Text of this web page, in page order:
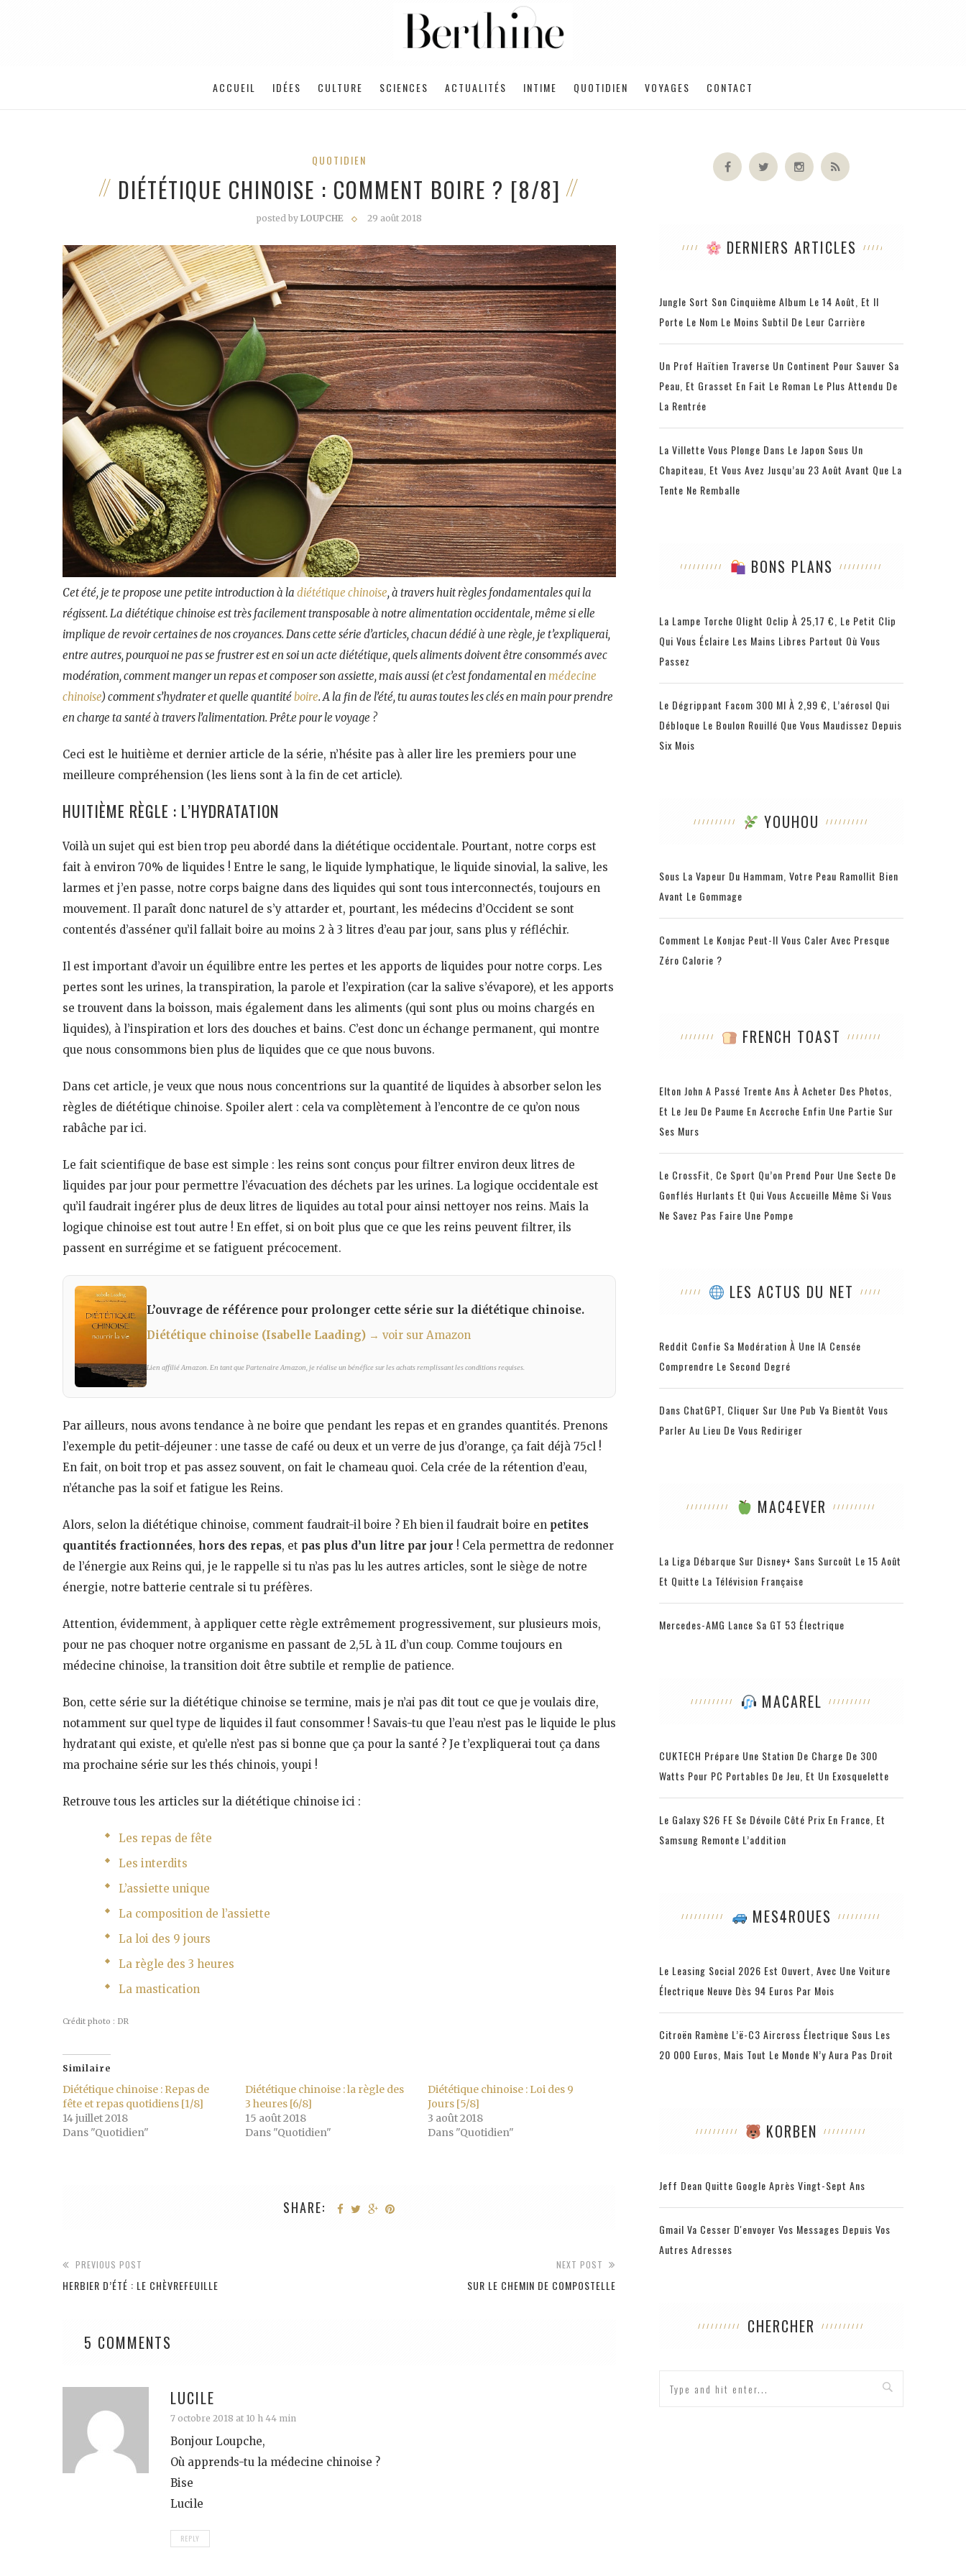
ACCUEIL IDÉES CULTURE SCIENCES ACTUALITÉS INTIME QUOTIDIEN VOYAGES CONTACT
QUOTIDIEN
DIÉTÉTIQUE CHINOISE : COMMENT BOIRE ? [8/8]
posted by LOUPCHE 29 août 2018
Cet été, je te propose une petite introduction à la diététique chinoise, à travers huit règles fondamentales qui la
régissent. La diététique chinoise est très facilement transposable à notre alimentation occidentale, même si elle
implique de revoir certaines de nos croyances. Dans cette série d’articles, chacun dédié à une règle, je t’expliquerai,
entre autres, pourquoi ne pas se frustrer est en soi un acte diététique, quels aliments doivent être consommés avec
modération, comment manger un repas et composer son assiette, mais aussi (et c’est fondamental en médecine
chinoise) comment s’hydrater et quelle quantitéboire. A la fin de l’été, tu auras toutes les clés en main pour prendre
en charge ta santé à travers l’alimentation. Prêt.e pour le voyage ?
Ceci est le huitième et dernier article de la série, n’hésite pas à aller lire les premiers pour une
meilleure compréhension (les liens sont à la fin de cet article).
HUITIÈME RÈGLE : L’HYDRATATION
Voilà un sujet qui est bien trop peu abordé dans la diététique occidentale. Pourtant, notre corps est
fait à environ 70% de liquides ! Entre le sang, le liquide lymphatique, le liquide sinovial, la salive, les
larmes et j’en passe, notre corps baigne dans des liquides qui sont tous interconnectés, toujours en
mouvement. Il paraît donc naturel de s’y attarder et, pourtant, les médecins d’Occident se sont
contentés d’asséner qu’il fallait boire au moins 2 à 3 litres d’eau par jour, sans plus y réfléchir.
Il est important d’avoir un équilibre entre les pertes et les apports de liquides pour notre corps. Les
pertes sont les urines, la transpiration, la parole et l’expiration (car la salive s’évapore), et les apports
se trouvent dans la boisson, mais également dans les aliments (qui sont plus ou moins chargés en
liquides), à l’inspiration et lors des douches et bains. C’est donc un échange permanent, qui montre
que nous consommons bien plus de liquides que ce que nous buvons.
Dans cet article, je veux que nous nous concentrions sur la quantité de liquides à absorber selon les
règles de diététique chinoise. Spoiler alert : cela va complètement à l’encontre de ce qu’on nous
rabâche par ici.
Le fait scientifique de base est simple : les reins sont conçus pour filtrer environ deux litres de
liquides par jour pour permettre l’évacuation des déchets par les urines. La logique occidentale est
qu’il faudrait ingérer plus de deux litres de liquides au total pour ainsi nettoyer nos reins. Mais la
logique chinoise est tout autre ! En effet, si on boit plus que ce que les reins peuvent filtrer, ils
passent en surrégime et se fatiguent précocement.
L’ouvrage de référence pour prolonger cette série sur la diététique chinoise.
Diététique chinoise (Isabelle Laading) → voir sur Amazon
Lien affilié Amazon. En tant que Partenaire Amazon, je réalise un bénéfice sur les achats remplissant les conditions requises.
Par ailleurs, nous avons tendance à ne boire que pendant les repas et en grandes quantités. Prenons
l’exemple du petit-déjeuner : une tasse de café ou deux et un verre de jus d’orange, ça fait déjà 75cl !
En fait, on boit trop et pas assez souvent, on fait le chameau quoi. Cela crée de la rétention d’eau,
n’étanche pas la soif et fatigue les Reins.
Alors, selon la diététique chinoise, comment faudrait-il boire ? Eh bien il faudrait boire en petites
quantités fractionnées, hors des repas, et pas plus d’un litre par jour ! Cela permettra de redonner
de l’énergie aux Reins qui, je le rappelle si tu n’as pas lu les autres articles, sont le siège de notre
énergie, notre batterie centrale si tu préfères.
Attention, évidemment, à appliquer cette règle extrêmement progressivement, sur plusieurs mois,
pour ne pas choquer notre organisme en passant de 2,5L à 1L d’un coup. Comme toujours en
médecine chinoise, la transition doit être subtile et remplie de patience.
Bon, cette série sur la diététique chinoise se termine, mais je n’ai pas dit tout ce que je voulais dire,
notamment sur quel type de liquides il faut consommer ! Savais-tu que l’eau n’est pas le liquide le plus
hydratant qui existe, et qu’elle n’est pas si bonne que ça pour la santé ? Je t’expliquerai tout ça dans
ma prochaine série sur les thés chinois, youpi !
Retrouve tous les articles sur la diététique chinoise ici :
Les repas de fête
Les interdits
L’assiette unique
La composition de l’assiette
La loi des 9 jours
La règle des 3 heures
La mastication
Crédit photo : DR
Similaire
Diététique chinoise : Repas de
fête et repas quotidiens [1/8]
14 juillet 2018
Dans "Quotidien"
Diététique chinoise : la règle des
3 heures [6/8]
15 août 2018
Dans "Quotidien"
Diététique chinoise : Loi des 9
Jours [5/8]
3 août 2018
Dans "Quotidien"
SHARE:
PREVIOUS POST
HERBIER D’ÉTÉ : LE CHÈVREFEUILLE
NEXT POST
SUR LE CHEMIN DE COMPOSTELLE
5 COMMENTS
LUCILE
7 octobre 2018 at 10 h 44 min
Bonjour Loupche,
Où apprends-tu la médecine chinoise ?
Bise
Lucile
REPLY
DERNIERS ARTICLES
Jungle Sort Son Cinquième Album Le 14 Août, Et Il
Porte Le Nom Le Moins Subtil De Leur Carrière
Un Prof Haïtien Traverse Un Continent Pour Sauver Sa
Peau, Et Grasset En Fait Le Roman Le Plus Attendu De
La Rentrée
La Villette Vous Plonge Dans Le Japon Sous Un
Chapiteau, Et Vous Avez Jusqu’au 23 Août Avant Que La
Tente Ne Remballe
BONS PLANS
La Lampe Torche Olight Oclip À 25,17 €, Le Petit Clip
Qui Vous Éclaire Les Mains Libres Partout Où Vous
Passez
Le Dégrippant Facom 300 Ml À 2,99 €, L’aérosol Qui
Débloque Le Boulon Rouillé Que Vous Maudissez Depuis
Six Mois
YOUHOU
Sous La Vapeur Du Hammam, Votre Peau Ramollit Bien
Avant Le Gommage
Comment Le Konjac Peut-Il Vous Caler Avec Presque
Zéro Calorie ?
FRENCH TOAST
Elton John A Passé Trente Ans À Acheter Des Photos,
Et Le Jeu De Paume En Accroche Enfin Une Partie Sur
Ses Murs
Le CrossFit, Ce Sport Qu’on Prend Pour Une Secte De
Gonflés Hurlants Et Qui Vous Accueille Même Si Vous
Ne Savez Pas Faire Une Pompe
LES ACTUS DU NET
Reddit Confie Sa Modération À Une IA Censée
Comprendre Le Second Degré
Dans ChatGPT, Cliquer Sur Une Pub Va Bientôt Vous
Parler Au Lieu De Vous Rediriger
MAC4EVER
La Liga Débarque Sur Disney+ Sans Surcoût Le 15 Août
Et Quitte La Télévision Française
Mercedes-AMG Lance Sa GT 53 Électrique
MACAREL
CUKTECH Prépare Une Station De Charge De 300
Watts Pour PC Portables De Jeu, Et Un Exosquelette
Le Galaxy S26 FE Se Dévoile Côté Prix En France, Et
Samsung Remonte L’addition
MES4ROUES
Le Leasing Social 2026 Est Ouvert, Avec Une Voiture
Électrique Neuve Dès 94 Euros Par Mois
Citroën Ramène L’ë-C3 Aircross Électrique Sous Les
20 000 Euros, Mais Tout Le Monde N’y Aura Pas Droit
KORBEN
Jeff Dean Quitte Google Après Vingt-Sept Ans
Gmail Va Cesser D'envoyer Vos Messages Depuis Vos
Autres Adresses
CHERCHER